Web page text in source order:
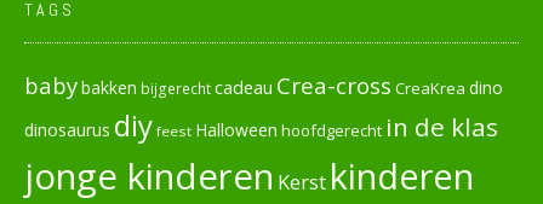
TAGS
babybakken bijgerechtcadeau Crea-cross CreaKrea dino
dinosaurus diy feest Halloween hoofdgerecht in de klas
jonge kinderen Kerst kinderen